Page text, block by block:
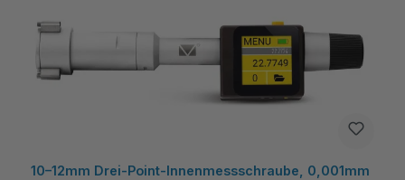
10–12mm Drei-Point-Innenmessschraube, 0,001mm